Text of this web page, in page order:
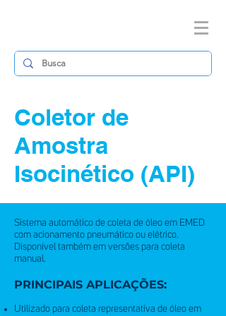
Coletor de
Amostra
Isocinético (API)
Sistema automático de coleta de óleo em EMED
com acionamento pneumático ou elétrico.
Disponível também em versões para coleta
manual.
PRINCIPAIS APLICAÇÕES:
Utilizado para coleta representativa de óleo em